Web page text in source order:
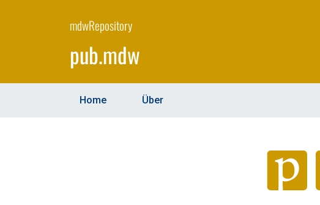
mdwRepository
pub.mdw
Home Über